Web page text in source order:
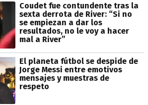
Coudet fue contundente tras la
sexta derrota de River: “Si no
se empiezan a dar los
resultados, no le voy a hacer
mal a River”
El planeta fútbol se despide de
Jorge Messi entre emotivos
mensajes y muestras de
respeto